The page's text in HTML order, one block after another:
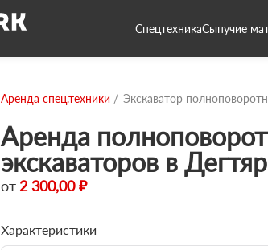
СпецтехникаСыпучие
Аренда спец.техники Экскаватор
Аренда
экскаваторов в
от 2 300,00 ₽
Характеристики